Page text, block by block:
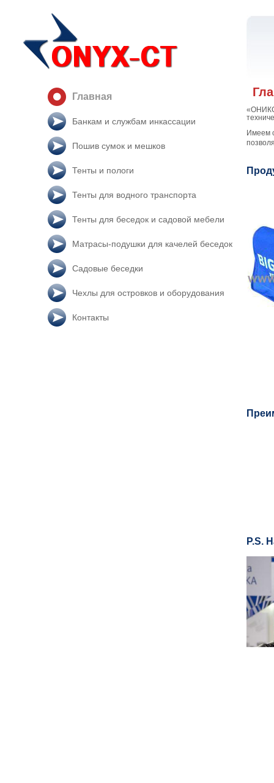
Главная
Банкам и службам инкассации
Пошив сумок и мешков
Тенты и пологи
Тенты для водного транспорта
Тенты для беседок и садовой мебели
Матрасы-подушки для качелей беседок
Садовые беседки
Чехлы для островков и оборудования
Контакты
Имеем
P.S.